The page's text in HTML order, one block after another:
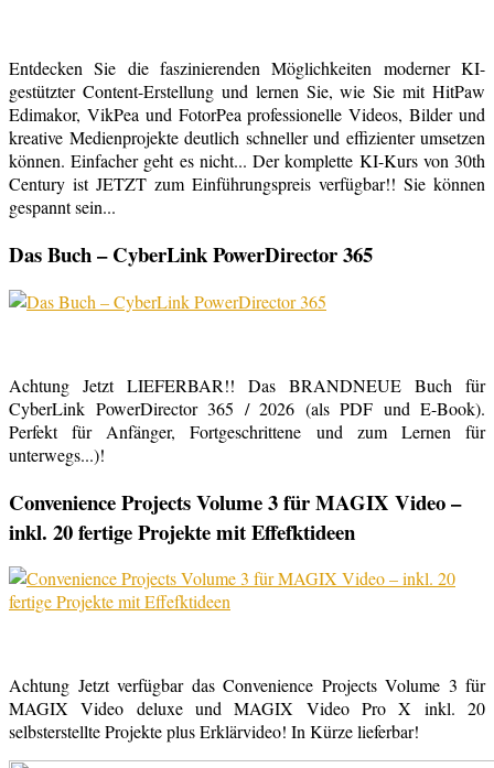
Entdecken Sie die faszinierenden Möglichkeiten moderner KI-
gestützter Content-Erstellung und lernen Sie, wie Sie mit HitPaw
Edimakor, VikPea und FotorPea professionelle Videos, Bilder und
kreative Medienprojekte deutlich schneller und effizienter umsetzen
können. Einfacher geht es nicht... Der komplette KI-Kurs von 30th
Century ist JETZT zum Einführungspreis verfügbar!! Sie können
gespannt sein...
Das Buch – CyberLink PowerDirector 365
Achtung Jetzt LIEFERBAR!! Das BRANDNEUE Buch für
CyberLink PowerDirector 365 / 2026 (als PDF und E-Book).
Perfekt für Anfänger, Fortgeschrittene und zum Lernen für
unterwegs...)!
Convenience Projects Volume 3 für MAGIX Video –
inkl. 20 fertige Projekte mit Effefktideen
Achtung Jetzt verfügbar das Convenience Projects Volume 3 für
MAGIX Video deluxe und MAGIX Video Pro X inkl. 20
selbsterstellte Projekte plus Erklärvideo! In Kürze lieferbar!